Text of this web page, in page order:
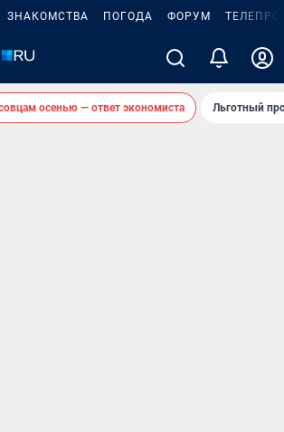
ЗНАКОМСТВА ПОГОДА ФОРУМ
осенью — ответ экономиста Льготный